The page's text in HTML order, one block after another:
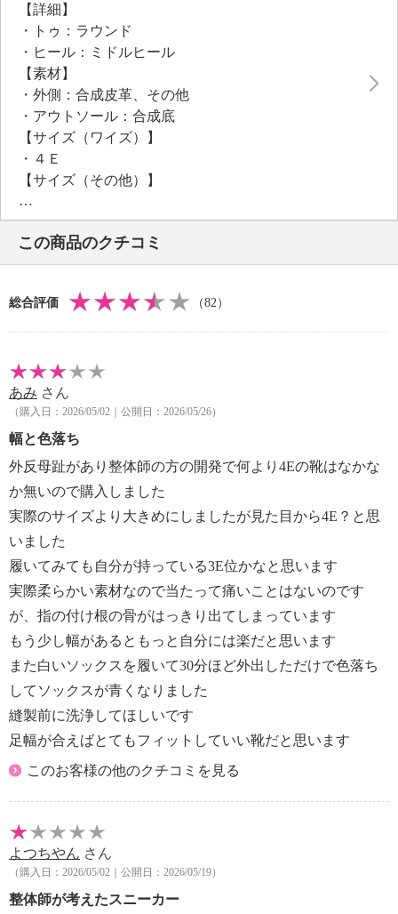
ソールはつまずきにくい理想的なローリング歩行へと
導くつま先前上がりの設計。
アッパーはストレッチ性があり、通気性も良いメッシ
ュ素材を使用し、たくさん歩いても蒸れにくい快適な
履き心地です。
【詳細】
・トゥ：ラウンド
・ヒール：ミドルヒール
【素材】
・外側：合成皮革、その他
・アウトソール：合成底
【サイズ（ワイズ）】
・４Ｅ
【サイズ（その他）】
・ヒールの高さ：約４ｃｍ
※インソール含まず
【重さ】
・片足約２３５ｇ（サイズにより多少の差異あり）
※詳細は同梱書類参照
【使用上の注意】
・完全防水ではない。
【同梱書類】
・取扱い上の注意
【原産国（地）】
・中国製
※基本的には普段お履きのシューズサイズをお選びく
ださい。迷われたら１サイズ上を選んで頂くことをお
すすめいたします。
この商品のクチコミ
総合評価 （82）
あみ さん
（購入日：2026/05/02｜公開日：2026/05/26）
幅と色落ち
外反母趾があり整体師の方の開発で何より4Eの靴はなかな
か無いので購入しました
実際のサイズより大きめにしましたが見た目から4E？と思
いました
履いてみても自分が持っている3E位かなと思います
実際柔らかい素材なので当たって痛いことはないのです
が、指の付け根の骨がはっきり出てしまっています
もう少し幅があるともっと自分には楽だと思います
また白いソックスを履いて30分ほど外出しただけで色落ち
してソックスが青くなりました
縫製前に洗浄してほしいです
足幅が合えばとてもフィットしていい靴だと思います
このお客様の他のクチコミを見る
よつちやん さん
（購入日：2026/05/02｜公開日：2026/05/19）
整体師が考えたスニーカー